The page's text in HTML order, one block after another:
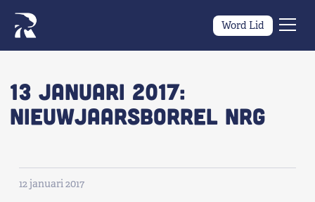
Word Lid
Wat we doen
13 JANUARI 2017:
NIEUWJAARSBORREL NRG
12 januari 2017